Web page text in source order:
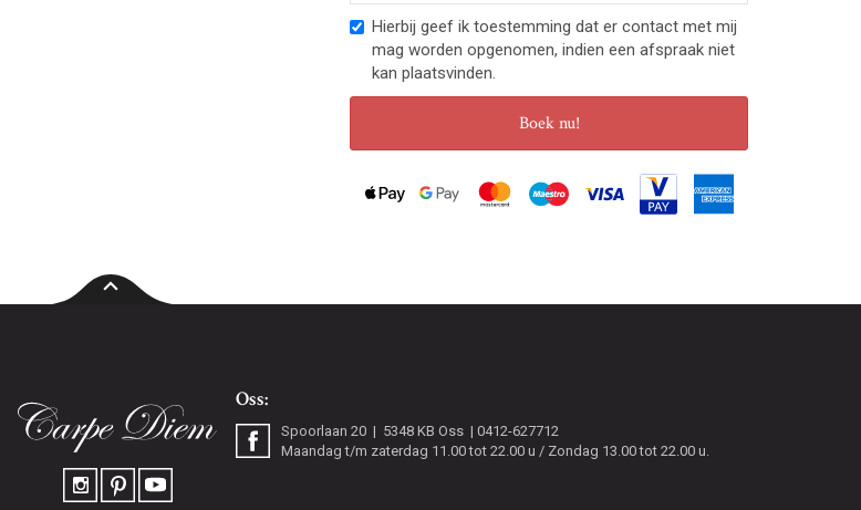
Hierbij geef ik toestemming dat er contact met mij
mag worden opgenomen, indien een afspraak niet
kan plaatsvinden.
Boek nu!
Oss:
Spoorlaan 20 5348 KB Oss
0412-627712
Maandag t/m zaterdag 11.00 tot 22.00 u / Zondag 13.00 tot 22.00 u.